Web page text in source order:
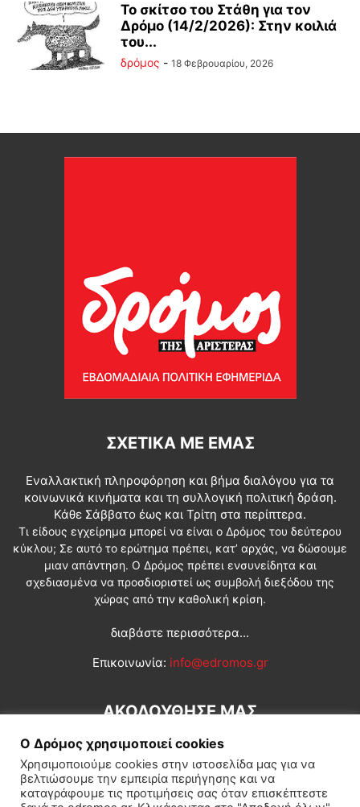
Το σκίτσο του Στάθη για τον
Δρόμο (14/2/2026): Στην κοιλιά
του...
δρόμος - 18 Φεβρουαρίου, 2026
ΣΧΕΤΙΚΆ ΜΕ ΕΜΆΣ
Εναλλακτική πληροφόρηση και βήμα διαλόγου για τα
κοινωνικά κινήματα και τη συλλογική πολιτική δράση.
Κάθε Σάββατο έως και Τρίτη στα περίπτερα.
Τι είδους εγχείρημα μπορεί να είναι ο Δρόμος του δεύτερου
κύκλου; Σε αυτό το ερώτημα πρέπει, κατ’ αρχάς, να δώσουμε
μιαν απάντηση. Ο Δρόμος πρέπει ενσυνείδητα και
σχεδιασμένα να προσδιοριστεί ως συμβολή διεξόδου της
χώρας από την καθολική κρίση.
διαβάστε περισσότερα...
Επικοινωνία: info@edromos.gr
ΑΚΟΛΟΥΘΗΣΕ ΜΑΣ
Ο Δρόμος χρησιμοποιεί cookies
Χρησιμοποιούμε cookies στην ιστοσελίδα μας για να
βελτιώσουμε την εμπειρία περιήγησης και να
καταγράφουμε τις προτιμήσεις σας όταν επισκέπτεστε